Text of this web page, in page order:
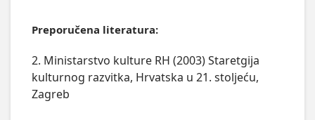
Preporučena literatura:
2. Ministarstvo kulture RH (2003) Staretgija
kulturnog razvitka, Hrvatska u 21. stoljeću,
Zagreb